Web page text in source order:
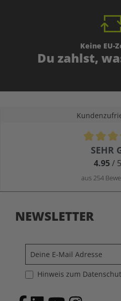
Keine EU-
Du zahlst,
Durchschnittliche Bewertung von
SEHR
4.95/
aus 254
NEWSLETTER
Hinweis zum